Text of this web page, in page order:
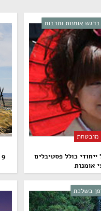
אומנות ותרבות
מובטחת
ייחודי כולל פסטיבלים
אומנות
בשלכת